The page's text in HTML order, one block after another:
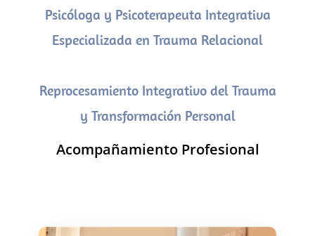
Psicóloga y Psicoterapeuta Integrativa
Especializada en Trauma Relacional
Reprocesamiento Integrativo del Trauma
y Transformación Personal
Acompañamiento Profesional